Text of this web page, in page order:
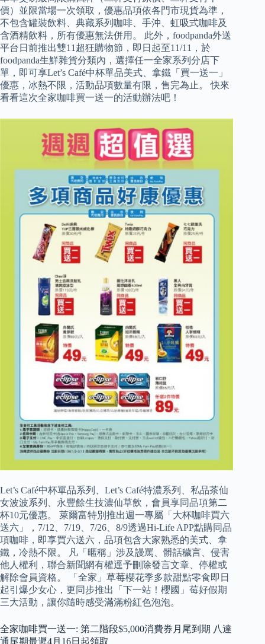
價）並限當場一次領取，優惠品項依各門市現貨為準，
不包含罐裝飲料、典藏系列咖啡、手沖、虹吸式咖啡及
含酒精飲料，所有優惠無法併用。 此外，foodpanda外送
平台日前推出雙11超狂購物節，即日起至11/11，於
foodpanda生鮮雜貨分類內，選擇任一全家系列分店下
單，即可享Let’s Café中杯單品美式、拿鐵「買一送一」
優惠，冰熱不限，活動品項數量有限，售完為止。 快來
看看這次全家咖啡買一送一的活動辦法吧！
Let’s Café中杯單品系列、Let’s Café特濃系列、私品茶仙
女波波系列、永豐餘生技濃仙草飲，會員享同品項第二
杯10元優惠。 萊爾富特別推出週一專屬「大杯咖啡買六
送六」，7/12、7/19、7/26、8/9透過Hi-Life APP點購同品
項咖啡，即享買六送六，品項包含大家熟悉的美式、拿
鐵，冷熱不限。 凡「暱稱」涉及謾罵、髒話穢言、侵害
他人權利，聯合新聞網有權逕予刪除發言文章、停權或
解除會員資格。 「全家」草莓櫻花季多款甜點零食即日
起引爆少女心，更同步推出「下一站！櫻國」莓好假期
三大活動，讓你隨時感受滿滿粉紅色泡泡。
全家咖啡買一送一: 第二階段$5,000消費券月尾到期 八達
通尾期最遲4月16日起領取